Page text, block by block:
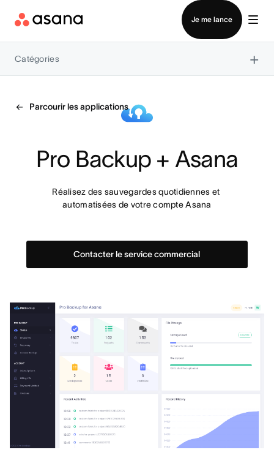
Je me lance
Contacter le service commercial
Catégories ×
Parcourir les applications
Pro Backup + Asana
Réalisez des sauvegardes quotidiennes et
automatisées de votre compte Asana
Contacter le service commercial